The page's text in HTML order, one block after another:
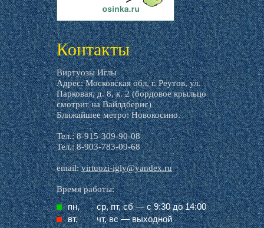
livemaster.ru
Контакты
Виртуозы Иглы
Адрес: Московская обл, г. Реутов, ул.
Парковая, д. 8, к. 2 (бордовое крыльцо
смотрит на Вайлдберис)
Ближайшее метро: Новокосино.
Тел.: 8-915-309-90-08
Тел.: 8-903-783-09-68
email:virtuozi-igly@yandex.ru
Время работы:
пн,
ср, пт, cб — с 9:30 до 14:00
вт,
чт, вс — выходной